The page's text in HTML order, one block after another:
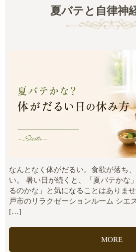
夏バテと自律神
なんとなく体がだるい。食欲が落ち
い。 暑い日が続くと、「夏バテかな
るのかな」と気になることはありま
戸市のリラクゼーションルーム シエ
[…]
MORE